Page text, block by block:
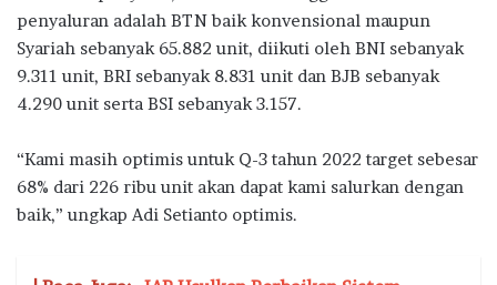
penyaluran adalah BTN baik konvensional maupun
Syariah sebanyak 65.882 unit, diikuti oleh BNI sebanyak
9.311 unit, BRI sebanyak 8.831 unit dan BJB sebanyak
4.290 unit serta BSI sebanyak 3.157.
“Kami masih optimis untuk Q-3 tahun 2022 target sebesar
68% dari 226 ribu unit akan dapat kami salurkan dengan
baik,” ungkap Adi Setianto optimis.